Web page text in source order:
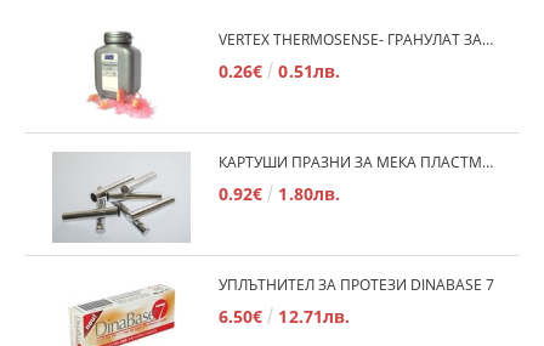
VERTEX THERMOSENSE- ГРАНУЛАТ ЗА МЕКИ ПРОТЕЗИ
0.26€ 0.51лв.
КАРТУШИ ПРАЗНИ ЗА МЕКА ПЛАСТМАСА
0.92€ 1.80лв.
УПЛЪТНИТЕЛ ЗА ПРОТЕЗИ DINABASE 7
6.50€ 12.71лв.